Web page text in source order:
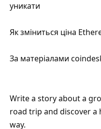
уникати
Як зміниться ціна
За матеріалами
Write a story about a
road trip and discover
way.